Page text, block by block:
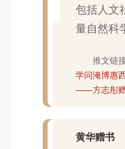
包括人文
量自然科
推文链
学问淹博惠
——方志彤
黄华赠书